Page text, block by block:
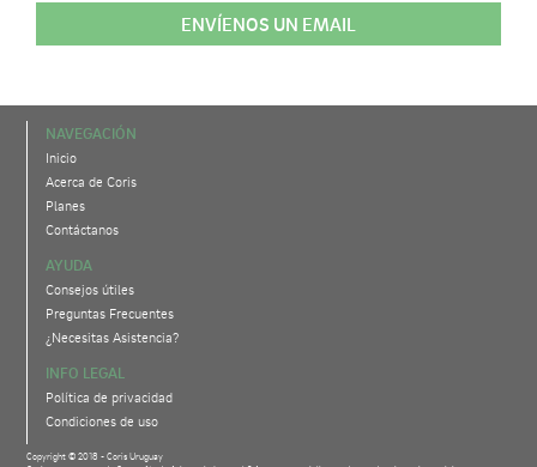
ENVÍENOS UN EMAIL
NAVEGACIÓN
Inicio
Acerca de Coris
Planes
Contáctanos
AYUDA
Consejos útiles
Preguntas Frecuentes
¿Necesitas Asistencia?
INFO LEGAL
Política de privacidad
Condiciones de uso
Copyright © 2018 - Coris Uruguay